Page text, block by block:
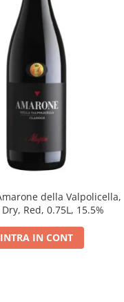
della Valpolicella,
Dry, Red, 0.75L, 15.5%
INTRA IN CONT